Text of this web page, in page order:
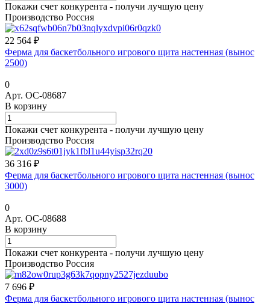
Покажи счет конкурента - получи лучшую цену
Производство Россия
22 564 ₽
Ферма для баскетбольного игрового щита настенная (вынос
2500)
0
Арт. ОС-08687
В корзину
Покажи счет конкурента - получи лучшую цену
Производство Россия
36 316 ₽
Ферма для баскетбольного игрового щита настенная (вынос
3000)
0
Арт. ОС-08688
В корзину
Покажи счет конкурента - получи лучшую цену
Производство Россия
7 696 ₽
Ферма для баскетбольного игрового щита настенная (вынос